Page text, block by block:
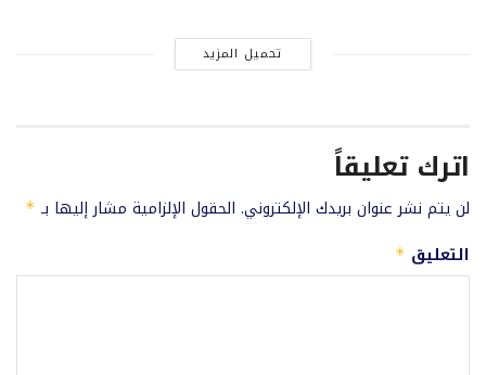
تحميل المزيد
اترك تعليقاً
لن يتم نشر عنوان بريدك الإلكتروني. الحقول الإلزامية مشار إليها بـ *
التعليق *